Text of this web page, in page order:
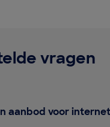
vragen
aanbod voor